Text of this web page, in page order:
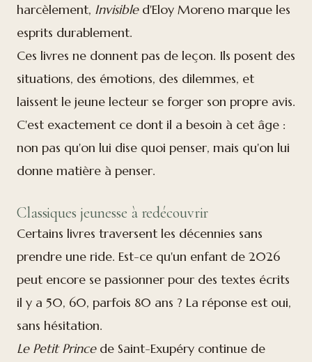
harcèlement, Invisibled'Eloy Moreno marque les
esprits durablement.
Ces livres ne donnent pas de leçon. Ils posent des
situations, des émotions, des dilemmes, et
laissent le jeune lecteur se forger son propre avis.
C'est exactement ce dont il a besoin à cet âge :
non pas qu'on lui dise quoi penser, mais qu'on lui
donne matière à penser.
Classiques jeunesse à redécouvrir
Certains livres traversent les décennies sans
prendre une ride. Est-ce qu'un enfant de 2026
peut encore se passionner pour des textes écrits
il y a 50, 60, parfois 80 ans ? La réponse est oui,
sans hésitation.
Le Petit Princede Saint-Exupéry continue de